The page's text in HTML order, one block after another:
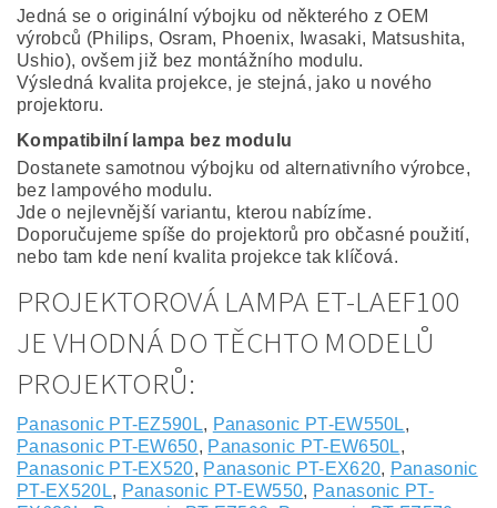
Jedná se o originální výbojku od některého z OEM
výrobců (Philips, Osram, Phoenix, Iwasaki, Matsushita,
Ushio), ovšem již bez montážního modulu.
Výsledná kvalita projekce, je stejná, jako u nového
projektoru.
Kompatibilní lampa bez modulu
Dostanete samotnou výbojku od alternativního výrobce,
bez lampového modulu.
Jde o nejlevnější variantu, kterou nabízíme.
Doporučujeme spíše do projektorů pro občasné použití,
nebo tam kde není kvalita projekce tak klíčová.
PROJEKTOROVÁ LAMPA ET-LAEF100
JE VHODNÁ DO TĚCHTO MODELŮ
PROJEKTORŮ:
Panasonic PT-EZ590L, Panasonic PT-EW550L,
Panasonic PT-EW650, Panasonic PT-EW650L,
Panasonic PT-EX520, Panasonic PT-EX620, Panasonic
PT-EX520L, Panasonic PT-EW550, Panasonic PT-